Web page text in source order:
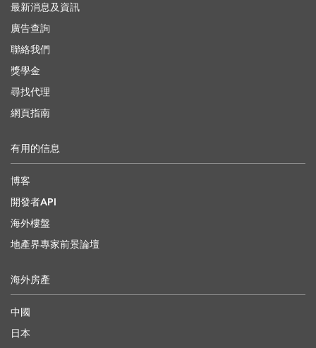
最新消息及資訊
廣告查詢
聯絡我們
獎學金
尋找代理
網頁指南
有用的信息
博客
開發者API
海外樓盤
地產界專家前景論壇
海外房產
中國
日本